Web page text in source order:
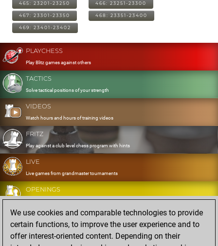
465: 23201-23250 466: 23251-23300
467: 23301-23350 468: 23351-23400
469: 23401-23402
PLAYCHESS
Play Blitz games against others
TACTICS
Solve tactical positions of your strength
VIDEOS
Watch hours and hours of training videos
FRITZ
Play against a club level chess program with hints
LIVE
Live games from grandmaster tournaments
OPENINGS
Develop and exercise your openings
DATABASE
Eight million strong games
We use cookies and comparable technologies to provide
certain functions, to improve the user experience and to
offer interest-oriented content. Depending on their